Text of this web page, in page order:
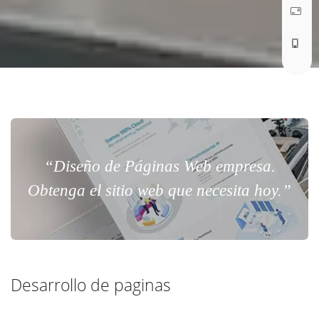
“Diseño de Páginas Web empresa.
Obtenga el sitio web que necesita hoy.”
Desarrollo de paginas